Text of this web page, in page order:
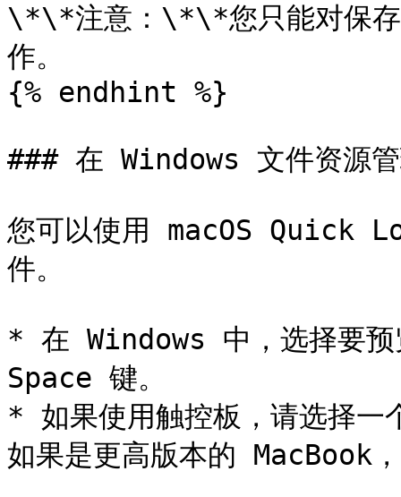
\*\*注意：\*\*您只能对保存
作。
{% endhint %}
### 在 Windows 文件资源
您可以使用 macOS Quick
件。
* 在 Windows 中，选择要预
Space 键。
* 如果使用触控板，请选择一
如果是更高版本的 MacBook